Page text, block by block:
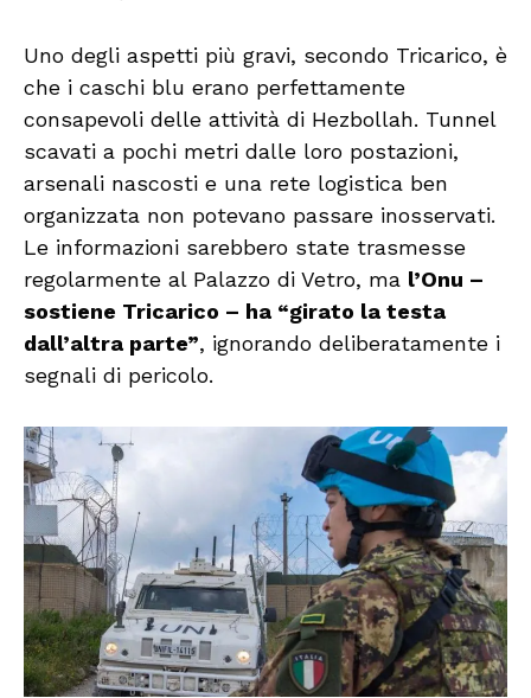
Uno degli aspetti più gravi, secondo Tricarico, è
che i caschi blu erano perfettamente
consapevoli delle attività di Hezbollah. Tunnel
scavati a pochi metri dalle loro postazioni,
arsenali nascosti e una rete logistica ben
organizzata non potevano passare inosservati.
Le informazioni sarebbero state trasmesse
regolarmente al Palazzo di Vetro, ma l’Onu –
sostiene Tricarico – ha “girato la testa
dall’altra parte”, ignorando deliberatamente i
segnali di pericolo.